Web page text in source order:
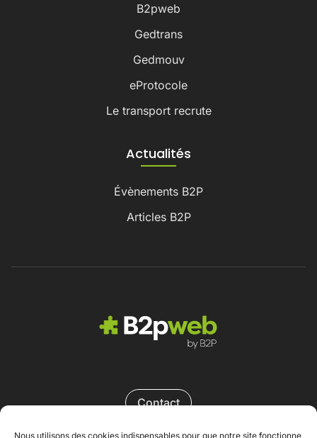
Nous utilisons des cookies indispensables pour que notre site fonctionne
B2pweb
Gedtrans
Gedmouv
eProtocole
Le transport recrute
Actualités
Évènements B2P
Articles B2P
Contact